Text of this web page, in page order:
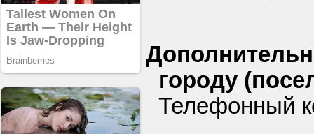
городу
Телефонный